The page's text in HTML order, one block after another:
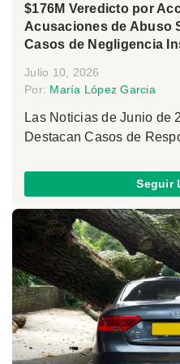
$176M Veredicto por
Acusaciones de Abuso
Casos de Negligencia
Julio 10, 2026
Por: María López Garcia
Las Noticias de Junio de
Destacan Casos de
Seguir